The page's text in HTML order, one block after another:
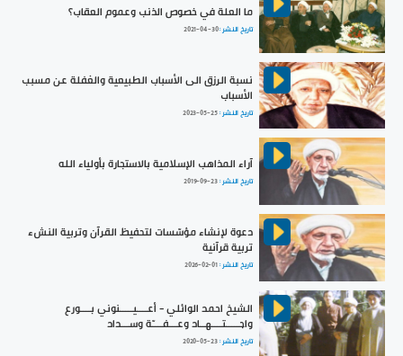
ما العلة في خصوص الذنب وعموم العقاب؟
تاريخ النشر :2021-04-30
نسبة الرزق الى الأسباب الطبيعية والغفلة عن مسبب
الأسباب
تاريخ النشر :2023-05-25
آراء المذاهب الإسلامية بالاستجارة بأولياء الله
تاريخ النشر :2019-09-23
دعوة لإنشاء مؤسّسات لتحفيظ القرآن وتربية النشء
تربية قرآنية
تاريخ النشر :2026-02-01
الشيخ احمد الوائلي - أعــــيـــــنوني بــــورع
واجـــــتــــهــاد وعـــفــــّة وســـداد
تاريخ النشر :2020-05-23